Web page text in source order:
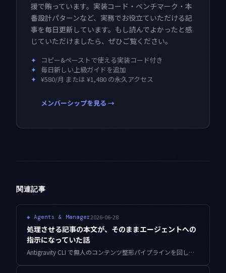
援で賄っています。実装コード・ベンチマーク・本
番設計パターンなど、実務でお役立ていただける記
事を毎日更新しています。もし読んでよかったと感
じていただけましたら、ぜひご覧ください。
✦
コピー&ペーストで使える実装コード付き
✦ 毎日新しい上級ガイドを追加
✦ ¥580/月 または ¥1,480 の永久アクセス
メンバーシップを見る →
関連記事
◈ Agents & Manager2026-06-28
処理させる記事の本文が、そのままエージェントへの
指示になっていた話
Antigravity CLI で無人のコンテンツ整形パイプラインを回していると、処理対象ファイルの本文に紛れた指示文がエージェントの動作を乗っ取ります。指示チャネルとデータチャネルを構造的に分離し、出力スコープの受け入れゲートで逸脱を弾く設計をまとめました。